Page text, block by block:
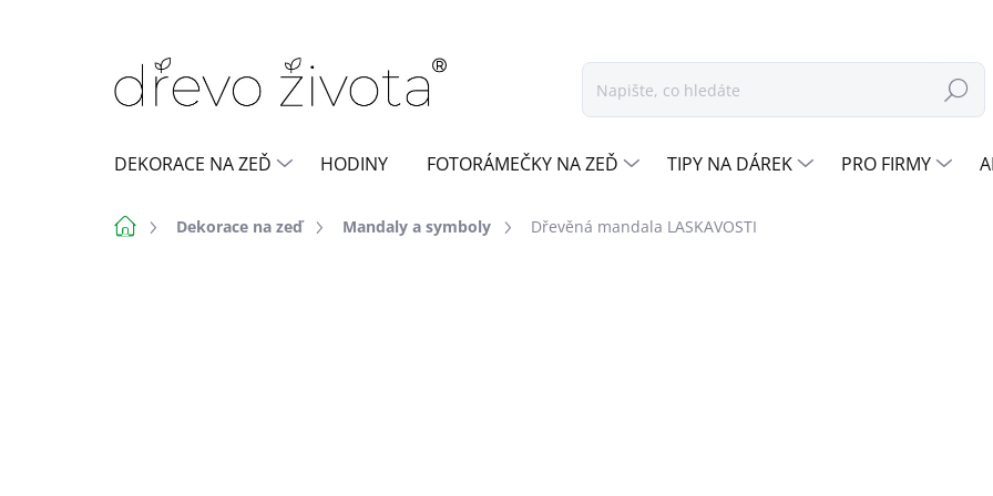
Hledat
DEKORACE NA ZEĎ HODINY FOTORÁMEČKY NA ZEĎ TIPY NA DÁREK PRO FIRMY
DomůDekorace na zeď Mandaly a symboly Dřevěná mandala LASKAVOSTI